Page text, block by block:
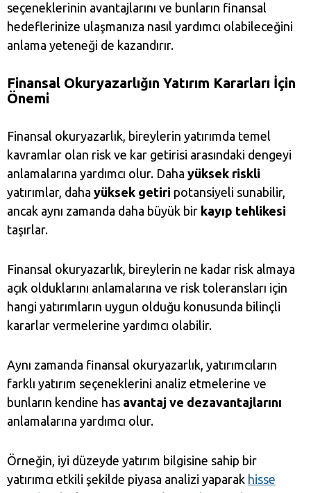
seçeneklerinin avantajlarını ve bunların finansal
hedeflerinize ulaşmanıza nasıl yardımcı olabileceğini
anlama yeteneği de kazandırır.
Finansal Okuryazarlığın Yatırım Kararları İçin
Önemi
Finansal okuryazarlık, bireylerin yatırımda temel
kavramlar olan risk ve kar getirisi arasındaki dengeyi
anlamalarına yardımcı olur. Daha yüksek riskli
yatırımlar, daha yüksek getiri potansiyeli sunabilir,
ancak aynı zamanda daha büyük bir kayıp tehlikesi
taşırlar.
Finansal okuryazarlık, bireylerin ne kadar risk almaya
açık olduklarını anlamalarına ve risk toleransları için
hangi yatırımların uygun olduğu konusunda bilinçli
kararlar vermelerine yardımcı olabilir.
Aynı zamanda finansal okuryazarlık, yatırımcıların
farklı yatırım seçeneklerini analiz etmelerine ve
bunların kendine has avantaj ve dezavantajlarını
anlamalarına yardımcı olur.
Örneğin, iyi düzeyde yatırım bilgisine sahip bir
yatırımcı etkili şekilde piyasa analizi yaparak hisse